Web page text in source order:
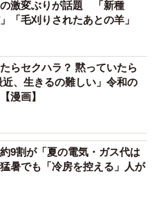
激変ぶりが話題 「新種
「毛刈りされたあとの羊」
らセクハラ？ 黙っていたら
、生きるの難しい」令和の
漫画】
9割が「夏の電気・ガス代は
暑でも「冷房を控える」人が